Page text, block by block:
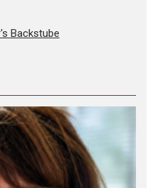
Ü C K K E H R zum